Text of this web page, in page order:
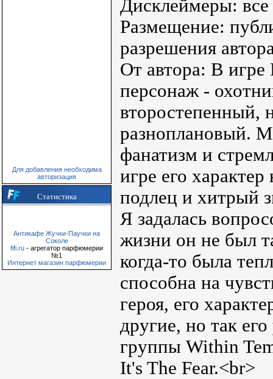
Для добавления необходима
авторизация
Статистика
Антикафе Жучки-Паучки на
Соколе
fifi.ru - агрегатор парфюмерии
№1
Интернет магазин парфюмерии
Дисклеймеры: все
Размещение:
разрешения
От автора: В
персонаж -
второстепенный,
разноплановый.
фанатизм и
игре его
подлец и хитрый
Я задалась
жизни он не был
когда-то была
способна на
героя, его
другие, но так
группы Within
It's The Fear.<br>